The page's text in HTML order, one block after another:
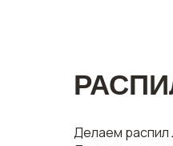
Делаем распил